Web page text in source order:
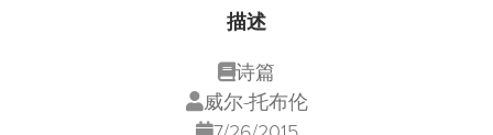
描述
诗篇
威尔-托布伦